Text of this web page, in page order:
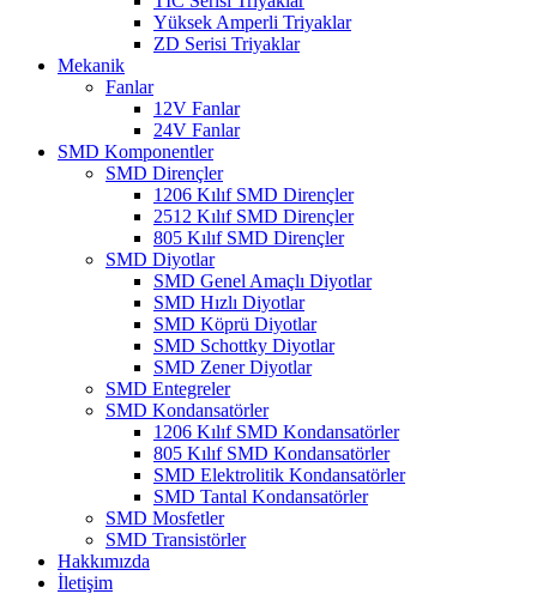
Yüksek Amperli Triyaklar
ZD Serisi Triyaklar
Mekanik
Fanlar
12V Fanlar
24V Fanlar
SMD Komponentler
SMD Dirençler
1206 Kılıf SMD Dirençler
2512 Kılıf SMD Dirençler
805 Kılıf SMD Dirençler
SMD Diyotlar
SMD Genel Amaçlı Diyotlar
SMD Hızlı Diyotlar
SMD Köprü Diyotlar
SMD Schottky Diyotlar
SMD Zener Diyotlar
SMD Entegreler
SMD Kondansatörler
1206 Kılıf SMD Kondansatörler
805 Kılıf SMD Kondansatörler
SMD Elektrolitik Kondansatörler
SMD Tantal Kondansatörler
SMD Mosfetler
SMD Transistörler
Hakkımızda
İletişim